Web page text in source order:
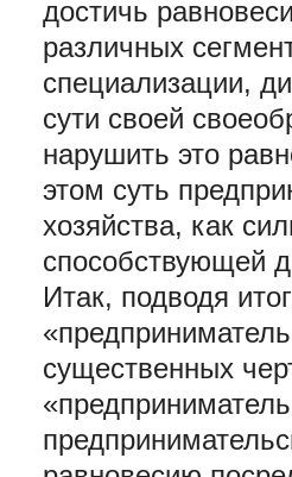
достичь
различных
специализации,
сути своей
нарушить это
этом суть
хозяйства, как
способствующей
Итак, подводя
существенных